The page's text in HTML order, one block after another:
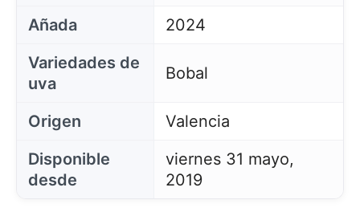
Añada
2024
Variedades de
uva
Bobal
Origen
Valencia
Disponible
desde
viernes 31 mayo,
2019